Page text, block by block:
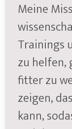
Meine
Trainings
zu helfen,
fitter zu
zeigen,
kann,